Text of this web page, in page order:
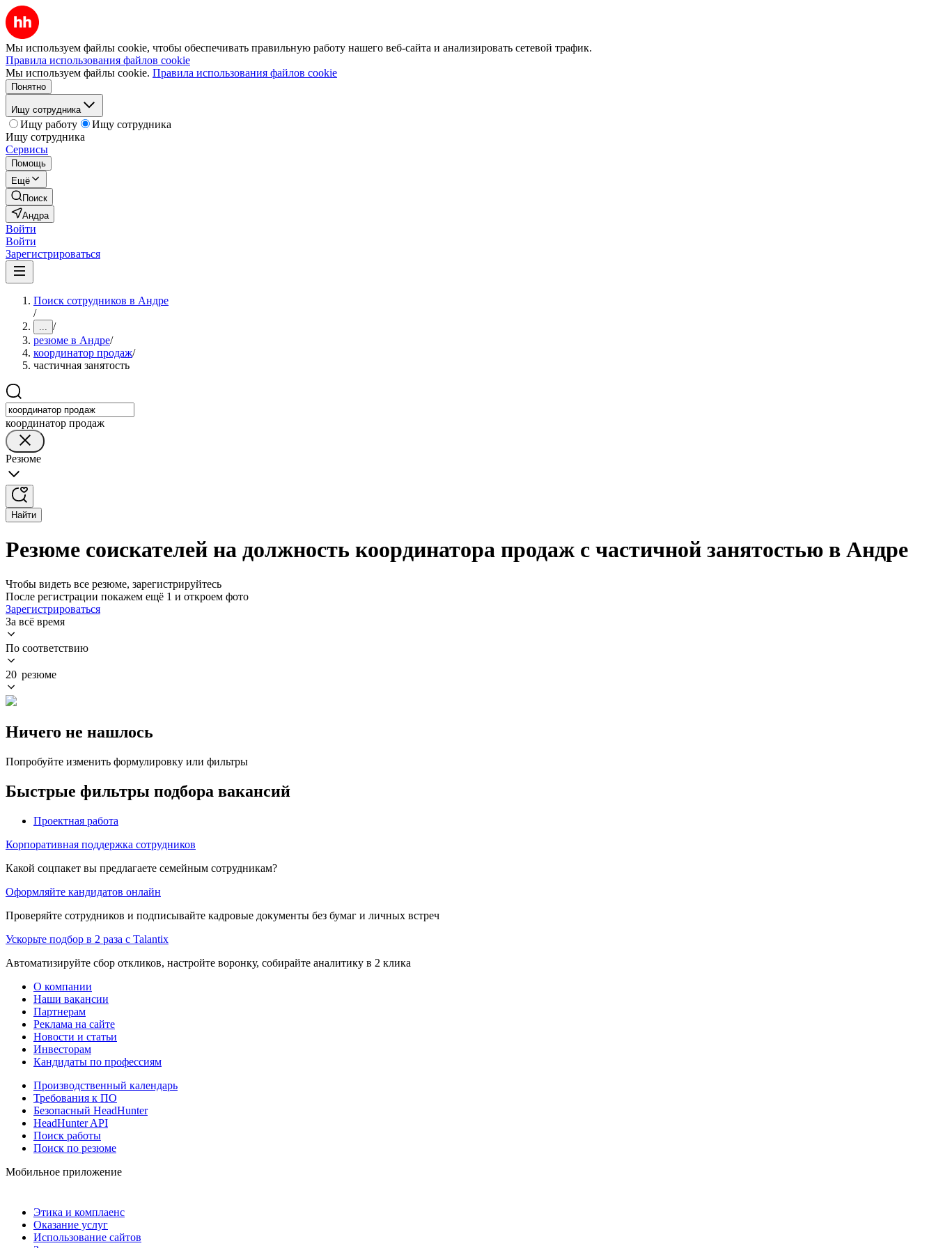
Мы используем файлы cookie, чтобы обеспечивать правильную работу нашего веб-сайта и анализировать сетевой трафик.
Правила использования файлов cookie
Мы используем файлы cookie. Правила использования файлов cookie
Понятно
Ищу сотрудника
Ищу работу
Ищу сотрудника
Ищу сотрудника
Сервисы
Помощь
Ещё
Поиск
Андра
Войти
Войти
Зарегистрироваться
Поиск сотрудников в Андре
/
... /
резюме в Андре/
координатор продаж/
частичная занятость
координатор продаж
Резюме
Найти
Резюме соискателей на должность координатора продаж с частичной занятостью в Андре
Чтобы видеть все резюме, зарегистрируйтесь
После регистрации покажем ещё 1 и откроем фото
Зарегистрироваться
За всё время
По соответствию
20 резюме
Ничего не нашлось
Попробуйте изменить формулировку или фильтры
Быстрые фильтры подбора вакансий
Проектная работа
Корпоративная поддержка сотрудников
Какой соцпакет вы предлагаете семейным сотрудникам?
Оформляйте кандидатов онлайн
Проверяйте сотрудников и подписывайте кадровые документы без бумаг и личных встреч
Ускорьте подбор в 2 раза с Talantix
Автоматизируйте сбор откликов, настройте воронку, собирайте аналитику в 2 клика
О компании
Наши вакансии
Партнерам
Реклама на сайте
Новости и статьи
Инвесторам
Кандидаты по профессиям
Производственный календарь
Требования к ПО
Безопасный HeadHunter
HeadHunter API
Поиск работы
Поиск по резюме
Мобильное приложение
Этика и комплаенс
Оказание услуг
Использование сайтов